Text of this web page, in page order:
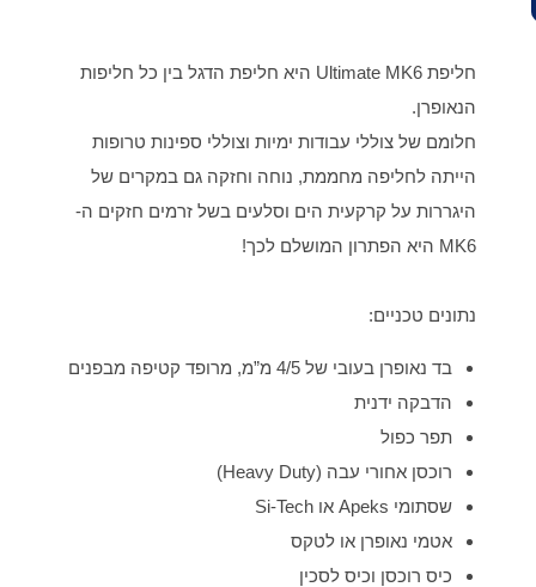
חליפת Ultimate MK6 היא חליפת הדגל בין כל חליפות
הנאופרן.
חלומם של צוללי עבודות ימיות וצוללי ספינות טרופות
הייתה לחליפה מחממת, נוחה וחזקה גם במקרים של
היגררות על קרקעית הים וסלעים בשל זרמים חזקים ה-
MK6 היא הפתרון המושלם לכך!
נתונים טכניים:
בד נאופרן בעובי של 4/5 מ”מ, מרופד קטיפה מבפנים
הדבקה ידנית
תפר כפול
רוכסן אחורי עבה (Heavy Duty)
שסתומי Apeks או Si-Tech
אטמי נאופרן או לטקס
כיס רוכסן וכיס לסכין